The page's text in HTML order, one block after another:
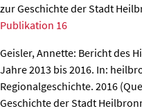
zur Geschichte der Stadt
Publikation 16
Geisler, Annette: Bericht des
Jahre 2013 bis 2016. In:
Regionalgeschichte. 2016
Geschichte der Stadt